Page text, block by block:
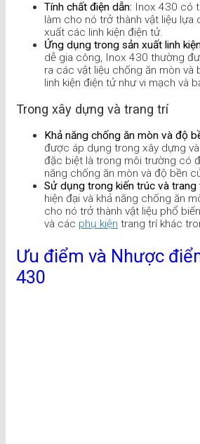
Tính chất điện dẫn: Inox 430 có
làm cho nó trở thành vật liệu lựa
xuất các linh kiện điện tử.
Ứng dụng trong sản xuất linh
dễ gia công, Inox 430 thường
ra các vật liệu chống ăn mòn và
linh kiện điện tử như vi mạch và
Trong xây dựng và trang trí
Khả năng chống ăn mòn và độ
được áp dụng trong xây dựng
đặc biệt là trong môi trường có
năng chống ăn mòn và độ bền
Sử dụng trong kiến trúc và trang
hiện đại và khả năng chống ăn
cho nó trở thành vật liệu phổ
và các phụ kiện trang trí khác
Ưu điểm và Nhược
430